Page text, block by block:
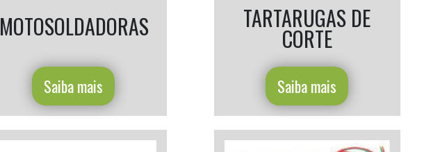
MOTOSOLDADORAS
Saiba mais
TARTARUGAS DE
CORTE
Saiba mais